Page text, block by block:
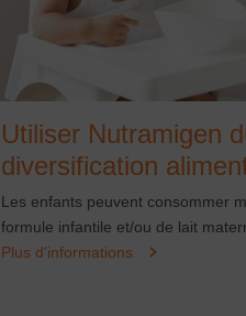
Utiliser Nutramigen
diversification
Les enfants peuvent consommer
formule infantile et/ou de lait
Plus d'informations